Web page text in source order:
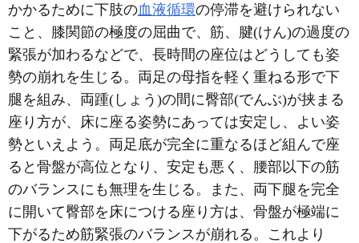
かかるために下肢の血液循環の停滞を避けられない
こと、膝関節の極度の屈曲で、筋、腱(けん)の過度の
緊張が加わるなどで、長時間の座位はどうしても姿
勢の崩れを生じる。両足の母指を軽く重ねる形で下
腿を組み、両踵(しょう)の間に臀部(でんぶ)が挟まる
座り方が、床に座る姿勢にあっては安定し、よい姿
勢といえよう。両足底が完全に重なるほど組んで座
ると骨盤が高位となり、安定も悪く、腰部以下の筋
のバランスにも無理を生じる。また、両下腿を完全
に開いて臀部を床につける座り方は、骨盤が極端に
下がるため筋緊張のバランスが崩れる。これより